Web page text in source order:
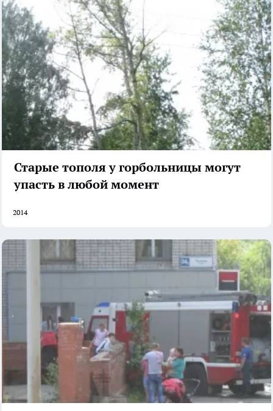
Старые тополя у горбольницы могут
упасть в любой момент
2014